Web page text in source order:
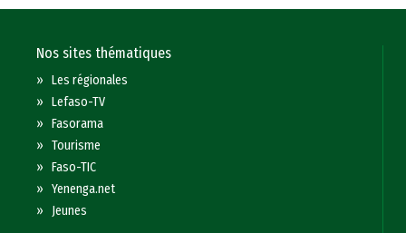
Nos sites thématiques
»Les régionales
»Lefaso-TV
»Fasorama
»Tourisme
»Faso-TIC
»Yenenga.net
» Jeunes